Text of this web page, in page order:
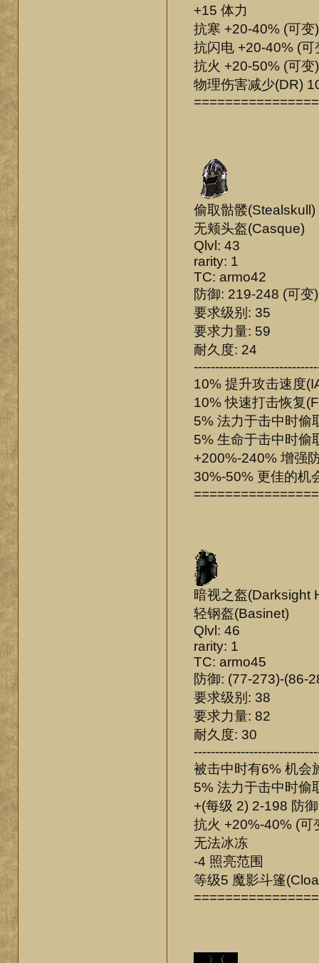
+15 体力
抗寒 +20-40% (可变)
抗闪电 +20-40% (可
抗火 +20-50% (可变)
物理伤害减少(DR)
偷取骷髅(Stealskull)
无颊头盔(Casque)
Qlvl: 43
rarity: 1
TC: armo42
防御: 219-248 (可
要求级别: 35
要求力量: 59
耐久度: 24
10% 提升攻击速度
10% 快速打击恢复
5% 法力于击中时偷
5% 生命于击中时偷
+200%-240% 增强
30%-50% 更佳的机
暗视之盔(Darksight
轻钢盔(Basinet)
Qlvl: 46
rarity: 1
TC: armo45
防御: (77-273)-(86-
要求级别: 38
要求力量: 82
耐久度: 30
被击中时有6% 机会
5% 法力于击中时偷
+(每级 2) 2-198 防
抗火 +20%-40% (可
无法冰冻
-4 照亮范围
等级5 魔影斗篷